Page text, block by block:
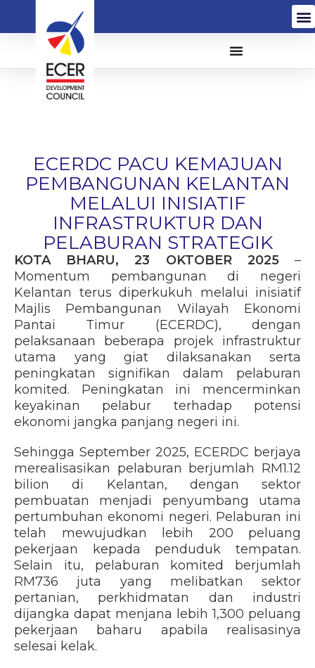
ECERDC PACU KEMAJUAN
PEMBANGUNAN KELANTAN
MELALUI INISIATIF
INFRASTRUKTUR DAN
PELABURAN STRATEGIK
KOTA BHARU, 23 OKTOBER 2025 –
Momentum pembangunan di negeri
Kelantan terus diperkukuh melalui inisiatif
Majlis Pembangunan Wilayah Ekonomi
Pantai Timur (ECERDC), dengan
pelaksanaan beberapa projek infrastruktur
utama yang giat dilaksanakan serta
peningkatan signifikan dalam pelaburan
komited. Peningkatan ini mencerminkan
keyakinan pelabur terhadap potensi
ekonomi jangka panjang negeri ini.
Sehingga September 2025, ECERDC berjaya
merealisasikan pelaburan berjumlah RM1.12
bilion di Kelantan, dengan sektor
pembuatan menjadi penyumbang utama
pertumbuhan ekonomi negeri. Pelaburan ini
telah mewujudkan lebih 200 peluang
pekerjaan kepada penduduk tempatan.
Selain itu, pelaburan komited berjumlah
RM736 juta yang melibatkan sektor
pertanian, perkhidmatan dan industri
dijangka dapat menjana lebih 1,300 peluang
pekerjaan baharu apabila realisasinya
selesai kelak.